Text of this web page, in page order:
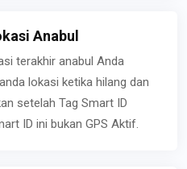
Anabul
terakhir anabul Anda
lokasi ketika hilang dan
setelah Tag Smart ID
ID ini bukan GPS Aktif.